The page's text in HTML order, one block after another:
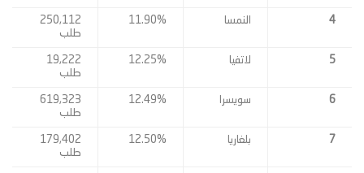
4 النمسا 11.90%
250,112
طلب
5 لاتفيا 12.25%
19,222
طلب
6 سويسرا 12.49%
619,323
طلب
7 بلغاريا 12.50%
179,402
طلب